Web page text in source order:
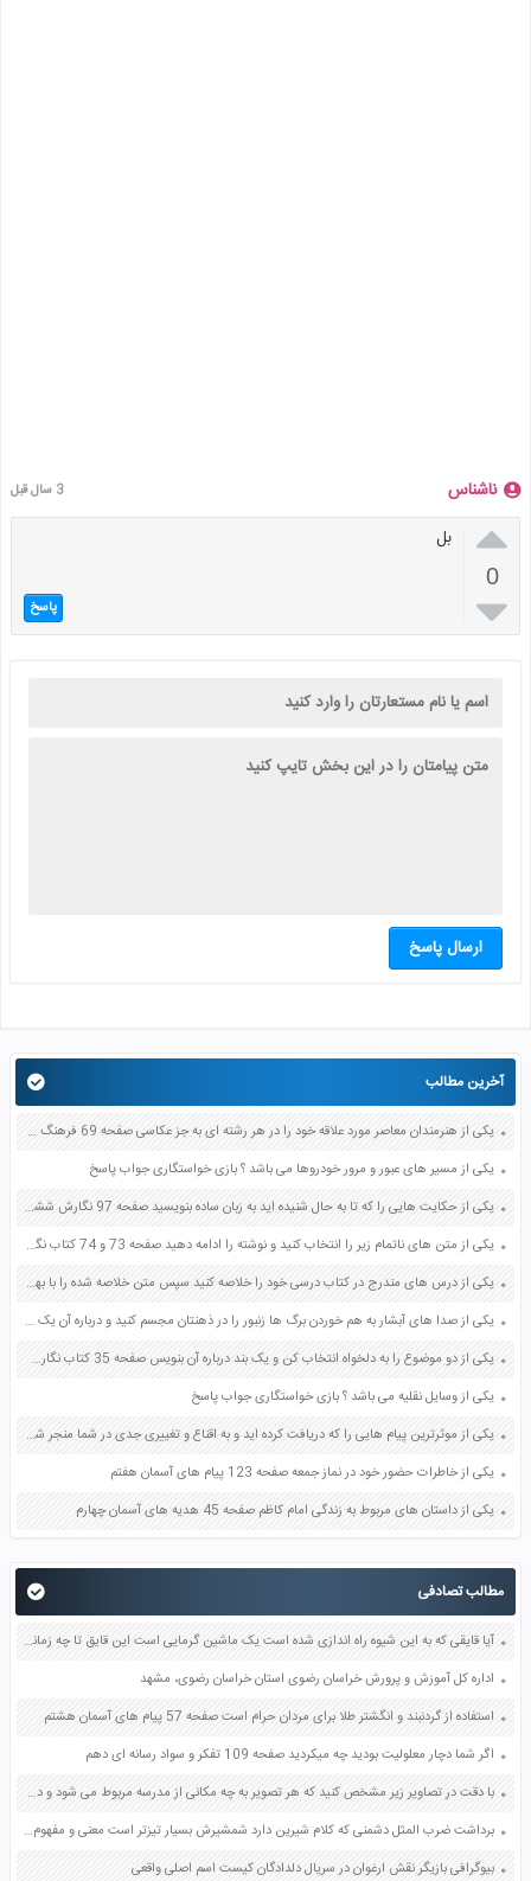
ناشناس 3 سال قبل

0

بل
پاسخ
ارسال پاسخ
آخرین مطالب
یکی از هنرمندان معاصر مورد علاقه خود را در هر رشته ای به جز عکاسی صفحه 69 فرهنگ و هنر نهم
یکی از مسیر های عبور و مرور خودروها می باشد ؟ بازی خواستگاری جواب پاسخ
یکی از حکایت هایی را که تا به حال شنیده اید به زبان ساده بنویسید صفحه 97 نگارش ششم دبستان
یکی از متن های ناتمام زیر را انتخاب کنید و نوشته را ادامه دهید صفحه 73 و 74 کتاب نگارش فارسی پنجم دبستان
یکی از درس های مندرج در کتاب درسی خود را خلاصه کنید سپس متن خلاصه شده را با بهره گیری از روش های دسته بندی نمودار جدول نقشه مفهومی نشان دهید صفحه 118 نگارش یازدهم
یکی از صدا های آبشار به هم خوردن برگ ها زنبور را در ذهنتان مجسم کنید و درباره آن یک بند بنویسید صفحه 11 نگارش پنجم
یکی از دو موضوع را به دلخواه انتخاب کن و یک بند درباره آن بنویس صفحه 35 کتاب نگارش فارسی سوم
یکی از وسایل نقلیه می باشد ؟ بازی خواستگاری جواب پاسخ
یکی از موثرترین پیام هایی را که دریافت کرده اید و به اقناع و تغییری جدی در شما منجر شده است برسی کنید و علت این تاثیر گذاری قابل توجه را بنویسید صفحه 52 تفکر و سواد رسانه ای دهم
یکی از خاطرات حضور خود در نماز جمعه صفحه 123 پیام های آسمان هفتم
یکی از داستان های مربوط به زندگی امام کاظم صفحه 45 هدیه های آسمان چهارم
مطالب تصادفی
آیا قایقی که به این شیوه راه اندازی شده است یک ماشین گرمایی است این قایق تا چه زمانی به حرکت خود ادامه خواهد داد صفحه 53 آزمایشگاه علوم تجربی دهم
اداره کل آموزش و پرورش خراسان رضوی استان خراسان رضوی، مشهد
استفاده از گردنبند و انگشتر طلا برای مردان حرام است صفحه 57 پیام های آسمان هشتم
اگر شما دچار معلولیت بودید چه میکردید صفحه 109 تفکر و سواد رسانه ای دهم
با دقت در تصاویر زیر مشخص کنید که هر تصویر به چه مکانی از مدرسه مربوط می شود و در هریک از آنها چه اقدامات ایمنی انجام شده است؟ صفحه 99 آمادگی دفاعی نهم
برداشت ضرب المثل دشمنی که کلام شیرین دارد شمشیرش بسیار تیزتر است معنی و مفهوم صفحه 54 تفکر و سبک زندگی هشتم
بیوگرافی بازیگر نقش ارغوان در سریال دلدادگان کیست اسم اصلی واقعی